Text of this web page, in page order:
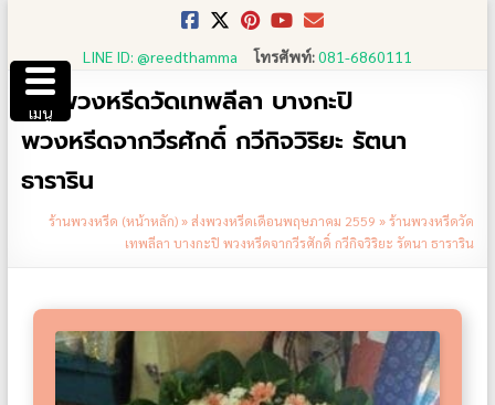
content
LINE ID: @reedthamma โทรศัพท์:081-6860111
ร้านพวงหรีดวัดเทพลีลา บางกะปิ
พวงหรีดจากวีรศักดิ์ กวีกิจวิริยะ รัตนา
ธาราริน
ร้านพวงหรีด (หน้าหลัก)»ส่งพวงหรีดเดือนพฤษภาคม 2559 »ร้านพวงหรีดวัด
เทพลีลา บางกะปิ พวงหรีดจากวีรศักดิ์ กวีกิจวิริยะ รัตนา ธาราริน
เมนู